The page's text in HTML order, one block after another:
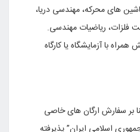
های محرکه، مهندسی دریا،
فلزات، ریاضیات مهندسی.
با آزمایشگاه یا کارگاه
بر سفارش ارگان های خاصی
اسلامی ایران” پذیرفته